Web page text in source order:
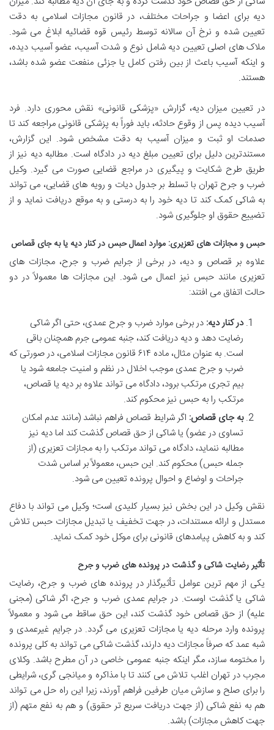
دیه برای اعضا و جراحات مختلف، در قانون مجازات اسلامی به دقت
تعیین شده و نرخ آن سالانه توسط رئیس قوه قضائیه ابلاغ می شود.
ملاک های اصلی تعیین دیه شامل نوع و شدت آسیب، عضو آسیب دیده،
و اینکه آسیب باعث از بین رفتن کامل یا جزئی منفعت عضو شده باشد،
هستند.
در تعیین میزان دیه، گزارش «پزشکی قانونی» نقش محوری دارد. فرد
آسیب دیده پس از وقوع حادثه، باید فوراً به پزشکی قانونی مراجعه کند تا
صدمات او ثبت و میزان آسیب به دقت مشخص شود. این گزارش،
مستندترین دلیل برای تعیین مبلغ دیه در دادگاه است. مطالبه دیه نیز از
طریق طرح شکایت و پیگیری در مراجع قضایی صورت می گیرد. وکیل
ضرب و جرح تهران با تسلط بر جدول دیات و رویه های قضایی، می تواند
به شاکی کمک کند تا دیه خود را به درستی و به موقع دریافت نماید و از
تضییع حقوق او جلوگیری شود.
حبس و مجازات های تعزیری: موارد اعمال حبس در کنار دیه یا به جای قصاص
علاوه بر قصاص و دیه، در برخی از جرایم ضرب و جرح، مجازات های
تعزیری مانند حبس نیز اعمال می شود. این مجازات ها معمولاً در دو
حالت اتفاق می افتند:
در کنار دیه: در برخی موارد ضرب و جرح عمدی، حتی اگر شاکی
رضایت دهد و دیه دریافت کند، جنبه عمومی جرم همچنان باقی
است. به عنوان مثال، ماده ۶۱۴ قانون مجازات اسلامی، در صورتی که
ضرب و جرح عمدی موجب اخلال در نظم و امنیت جامعه شود یا
بیم تجری مرتکب برود، دادگاه می تواند علاوه بر دیه یا قصاص،
مرتکب را به حبس نیز محکوم کند.
به جای قصاص: اگر شرایط قصاص فراهم نباشد (مانند عدم امکان
تساوی در عضو) یا شاکی از حق قصاص گذشت کند اما دیه نیز
مطالبه ننماید، دادگاه می تواند مرتکب را به مجازات تعزیری (از
جمله حبس) محکوم کند. این حبس، معمولاً بر اساس شدت
جراحات و اوضاع و احوال پرونده تعیین می شود.
نقش وکیل در این بخش نیز بسیار کلیدی است؛ وکیل می تواند با دفاع
مستدل و ارائه مستندات، در جهت تخفیف یا تبدیل مجازات حبس تلاش
کند و به کاهش پیامدهای قانونی برای موکل خود کمک نماید.
تأثیر رضایت شاکی و گذشت در پرونده های ضرب و جرح
یکی از مهم ترین عوامل تأثیرگذار در پرونده های ضرب و جرح، رضایت
شاکی یا گذشت اوست. در جرایم عمدی ضرب و جرح، اگر شاکی (مجنی
علیه) از حق قصاص خود گذشت کند، این حق ساقط می شود و معمولاً
پرونده وارد مرحله دیه یا مجازات تعزیری می گردد. در جرایم غیرعمدی و
شبه عمد که صرفاً مجازات دیه دارند، گذشت شاکی می تواند به کلی پرونده
را مختومه سازد، مگر اینکه جنبه عمومی خاصی در آن مطرح باشد. وکلای
مجرب در تهران اغلب تلاش می کنند تا با مذاکره و میانجی گری، شرایطی
را برای صلح و سازش میان طرفین فراهم آورند، زیرا این راه حل می تواند
هم به نفع شاکی (از جهت دریافت سریع تر حقوق) و هم به نفع متهم (از
جهت کاهش مجازات) باشد.